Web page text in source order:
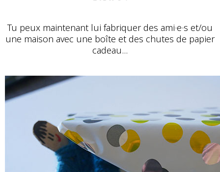
Tu peux maintenant lui fabriquer des ami·e·s et/ou
une maison avec une boîte et des chutes de papier
cadeau...